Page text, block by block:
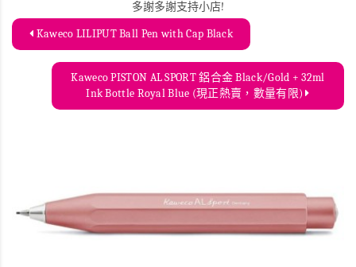
多謝多謝支持小店!
Kaweco LILIPUT Ball Pen with Cap Black
Kaweco PISTON AL SPORT 鋁合金 Black/Gold + 32ml
Ink Bottle Royal Blue (現正熱賣，數量有限)